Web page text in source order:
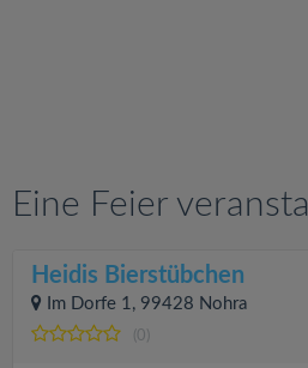
Eine Feier
Heidis Bierstübchen
Im Dorfe 1, 99428 Nohra
(0)